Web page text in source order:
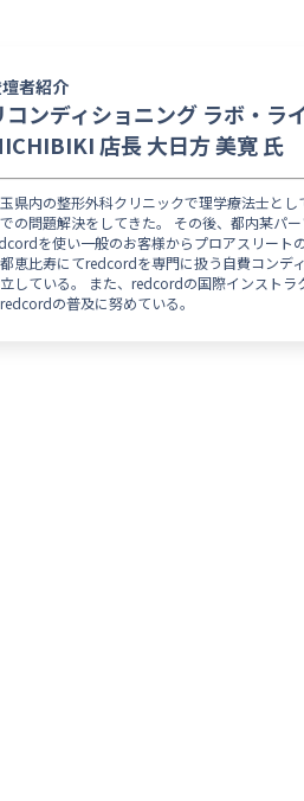
者紹介
コンディショニング ラボ・ラ
店長 大日方 美寛 氏
県内の整形外科クリニックで理学療法士と
の問題解決をしてきた。 その後、都内某パ
を使い一般のお客様からプロアスリート
恵比寿にてredcordを専門に扱う自費コンデ
している。 また、redcordの国際インスト
の普及に努めている。